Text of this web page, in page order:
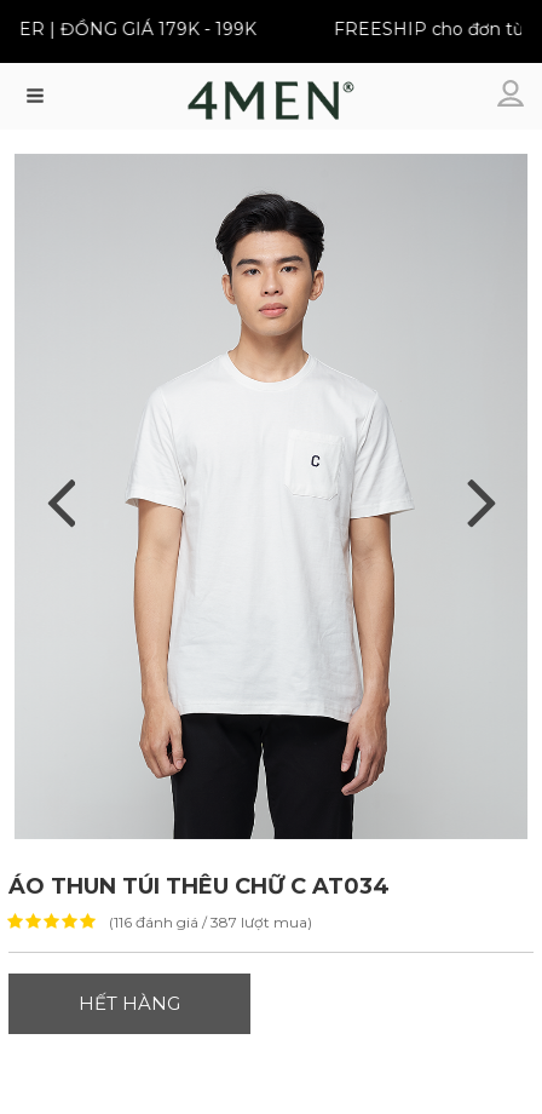
| ĐỒNG GIÁ 179K - 199K FREESHIP cho đơn từ
ÁO THUN TÚI THÊU CHỮ C AT034
(116 đánh giá / 387 lượt mua)
HẾT HÀNG